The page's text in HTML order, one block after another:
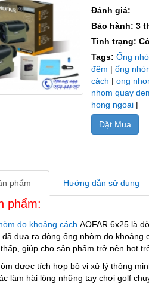
Đánh giá:
Bảo hành: 3
Tình trạng:
Tags: Ống
đêm | ống
cách | ong
nhom quay
hong ngoai|
Đặt Mua
phẩm Hướng dẫn sử dụng
phẩm:
đo khoảng cách AOFAR 6x25 là
đã đưa ra dòng ống nhòm đo
giúp cho sản phẩm trở nên hot
tích hợp bộ vi xử lý thông
làm hài lòng những tay chơi golf